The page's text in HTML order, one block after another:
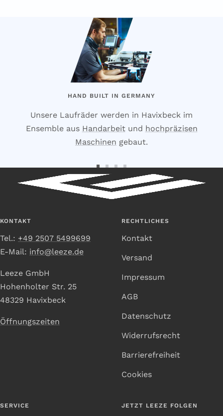
HAND BUILT IN GERMANY
Unsere Laufräder werden in Havixbeck im
Ensemble aus Handarbeitund hochpräzisen
Maschinen gebaut.
Zur
Slide
1
Zur
Slide
2
Slide
3
Slide
4
KONTAKT
Tel.: +49 2507 5499699
E-Mail: info@leeze.de
Leeze GmbH
Hohenholter Str. 25
48329 Havixbeck
Öffnungszeiten
RECHTLICHES
Kontakt
Versand
Impressum
AGB
Datenschutz
Widerrufsrecht
Barrierefreiheit
Cookies
SERVICE JETZT LEEZE FOLGEN